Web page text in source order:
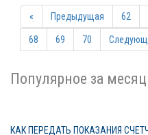
« Предыдущая 62
68 69 70
Популярное за месяц
КАК ПЕРЕДАТЬ ПОКАЗАНИЯ